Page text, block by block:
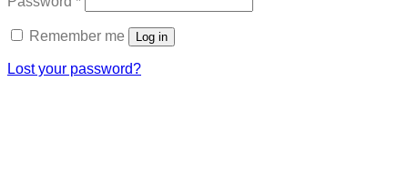
Remember me Log in
Lost your password?